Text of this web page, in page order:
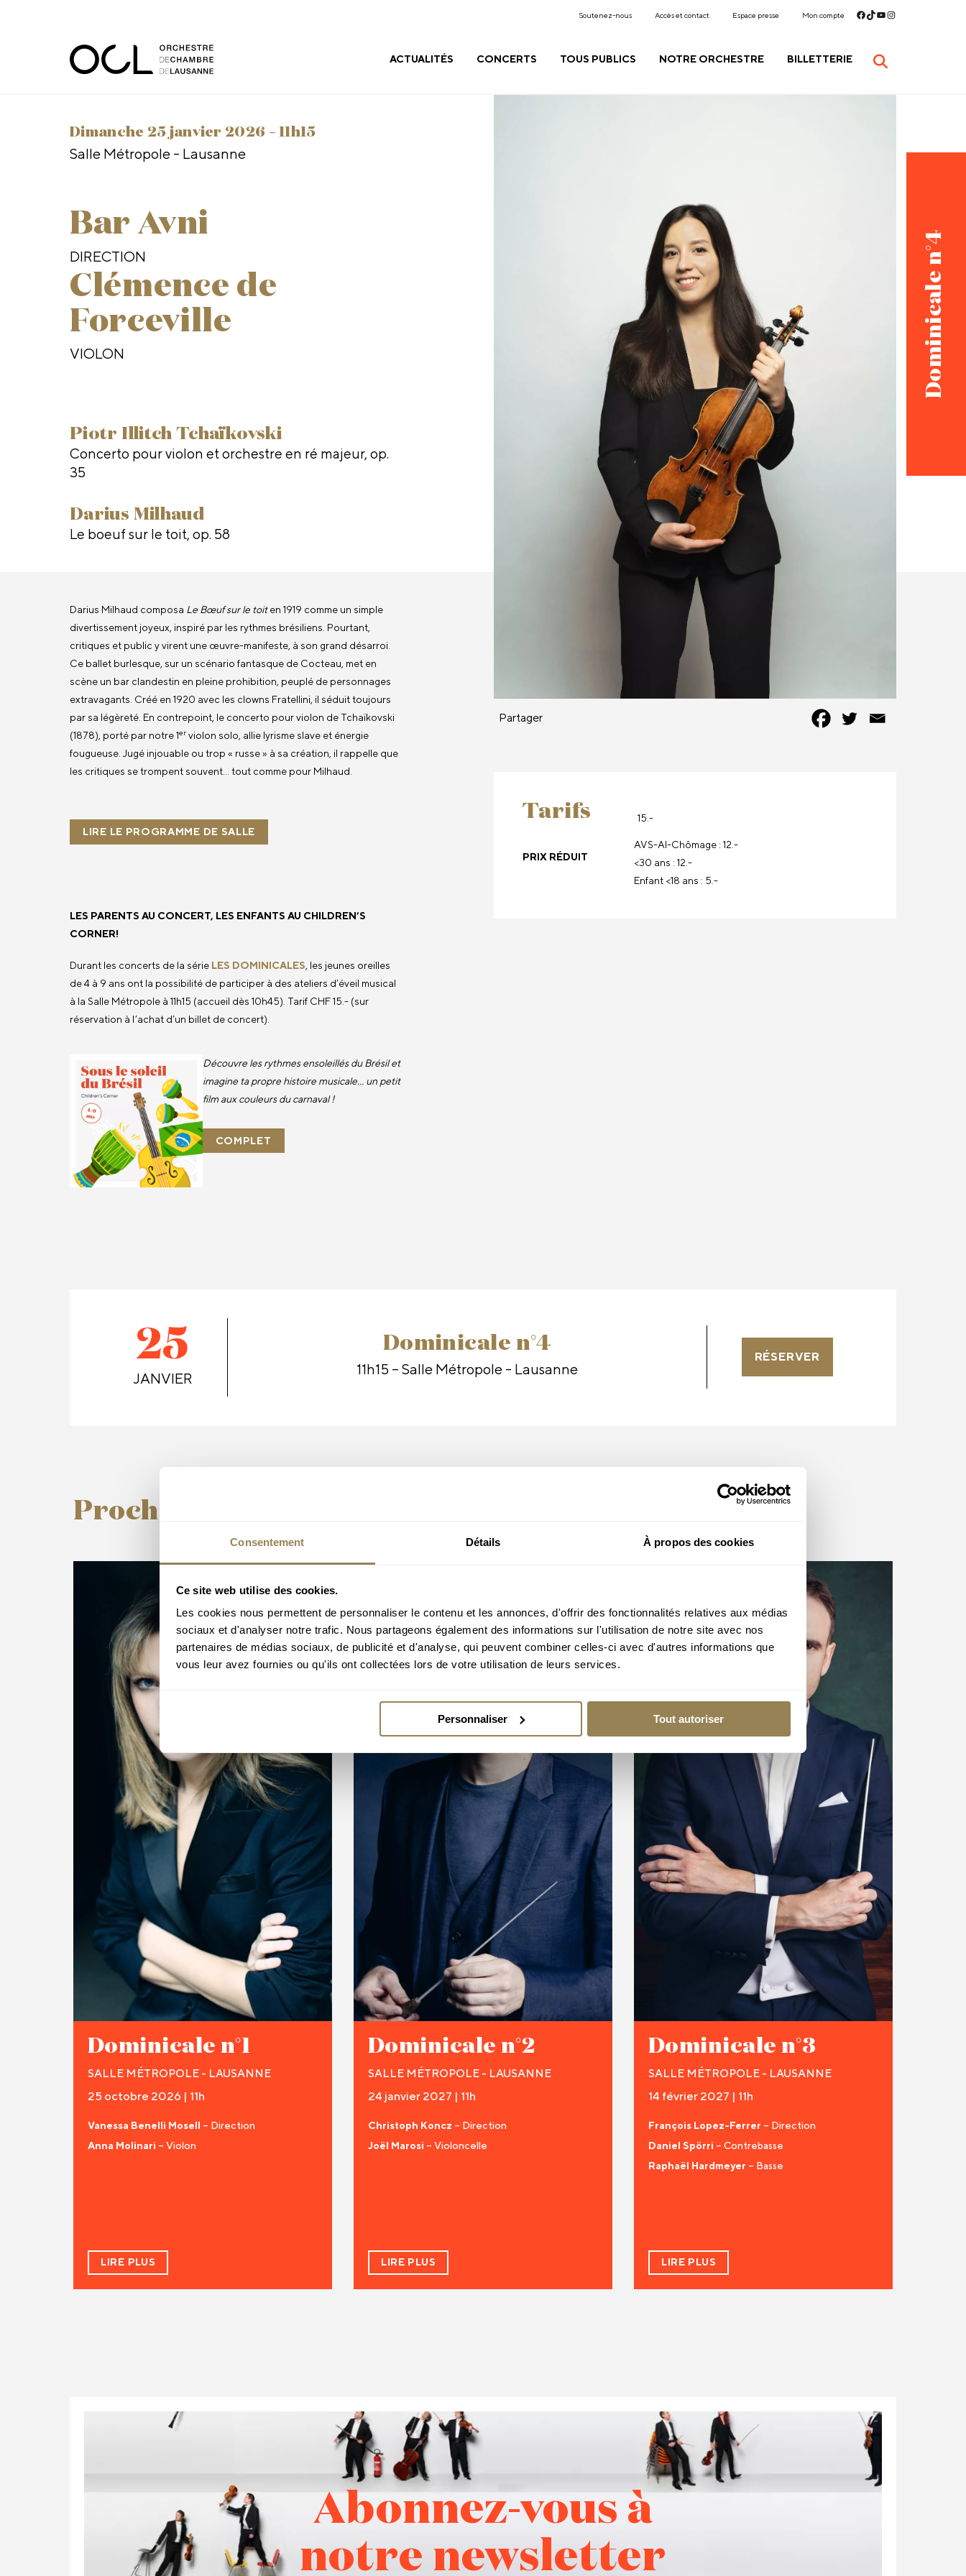
Consentement Détails À propos des cookies
Ce site web utilise des cookies.
Les cookies nous permettent de personnaliser le contenu et les annonces, d'offrir des fonctionnalités relatives aux médias
sociaux et d'analyser notre trafic. Nous partageons également des informations sur l'utilisation de notre site avec nos
partenaires de médias sociaux, de publicité et d'analyse, qui peuvent combiner celles-ci avec d'autres informations que
vous leur avez fournies ou qu'ils ont collectées lors de votre utilisation de leurs services.
Personnaliser Tout autoriser
Soutenez-nous Accès et contact Espace presse Mon compte
ACTUALITÉS CONCERTS TOUS PUBLICS NOTRE ORCHESTRE BILLETTERIE
Dominicale n°4
dimanche 25 janvier 2026 –11h15
Salle Métropole - Lausanne
Bar Avni
DIRECTION
Clémence de
Forceville
VIOLON
Piotr Illitch Tchaïkovski
Concerto pour violon et orchestre en ré majeur, op.
35
Darius Milhaud
Le boeuf sur le toit, op. 58
Darius Milhaud composa Le Bœuf sur le toiten 1919 comme un simple
divertissement joyeux, inspiré par les rythmes brésiliens. Pourtant,
critiques et public y virent une œuvre-manifeste, à son grand désarroi.
Ce ballet burlesque, sur un scénario fantasque de Cocteau, met en
scène un bar clandestin en pleine prohibition, peuplé de personnages
extravagants. Créé en 1920 avec les clowns Fratellini, il séduit toujours
par sa légèreté. En contrepoint, le concerto pour violon de Tchaïkovski
(1878), porté par notre 1er violon solo, allie lyrisme slave et énergie
fougueuse. Jugé injouable ou trop « russe » à sa création, il rappelle que
les critiques se trompent souvent… tout comme pour Milhaud.
LIRE LE PROGRAMME DE SALLE
LES PARENTS AU CONCERT, LES ENFANTS AU CHILDREN’S
CORNER!
Durant les concerts de la série LES DOMINICALES , les jeunes oreilles
de 4 à 9 ans ont la possibilité de participer à des ateliers d’éveil musical
à la Salle Métropole à 11h15 (accueil dès 10h45). Tarif CHF 15.- (sur
réservation à l’achat d’un billet de concert).
Découvre les rythmes ensoleillés du Brésil et
imagine ta propre histoire musicale… un petit
film aux couleurs du carnaval !
COMPLET
Partager
Tarifs 15.-
PRIX RÉDUIT
AVS-AI-Chômage : 12.-
<30 ans : 12.-
Enfant <18 ans : 5.-
25
JANVIER
Dominicale n°4
11h15 – Salle Métropole - Lausanne
RÉSERVER
Prochains concerts
Dominicale n°1
SALLE MÉTROPOLE - LAUSANNE
25 octobre 2026 | 11h
Vanessa Benelli Mosell – Direction
Anna Molinari – Violon
LIRE PLUS
Dominicale n°2
SALLE MÉTROPOLE - LAUSANNE
24 janvier 2027 | 11h
Christoph Koncz – Direction
Joël Marosi – Violoncelle
LIRE PLUS
Dominicale n°3
SALLE MÉTROPOLE - LAUSANNE
14 février 2027 | 11h
François Lopez-Ferrer – Direction
Daniel Spörri – Contrebasse
Raphaël Hardmeyer – Basse
LIRE PLUS
Abonnez-vous à
notre newsletter